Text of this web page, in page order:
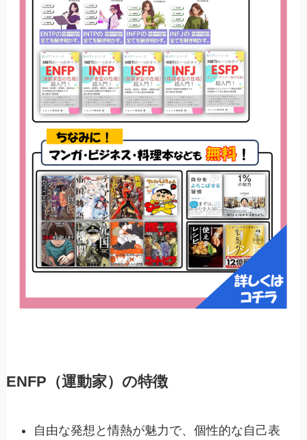
ENFP（運動家）の特徴
自由な発想と情熱が魅力で、個性的な自己表